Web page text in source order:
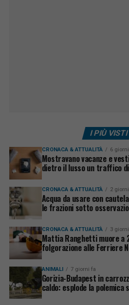
I PIÙ VISTI
CRONACA & ATTUALITÀ 6
Mostravano vacanze e
dietro il lusso un traffico
CRONACA & ATTUALITÀ 2
Acqua da usare con
le frazioni sotto
CRONACA & ATTUALITÀ 3
Mattia Ranghetti muore a
folgorazione alle Ferriere
ANIMALI 7 giorni fa
Gorizia-Budapest in
caldo: esplode la polemica